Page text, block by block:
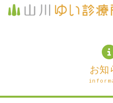
お知